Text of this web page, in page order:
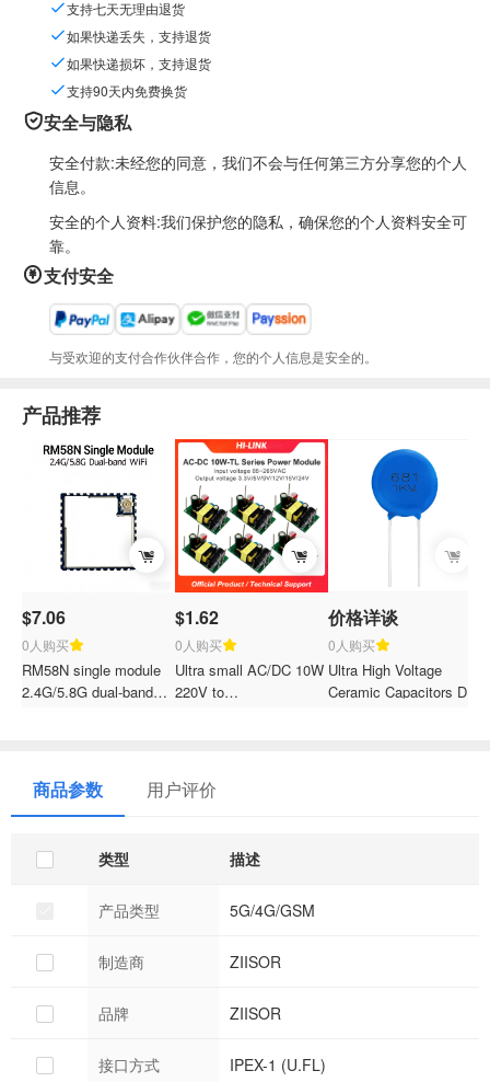
支持七天无理由退货
如果快递丢失，支持退货
如果快递损坏，支持退货
支持90天内免费换货
安全与隐私
安全付款:未经您的同意，我们不会与任何第三方分享您的个人
信息。
安全的个人资料:我们保护您的隐私，确保您的个人资料安全可
靠。
支付安全
与受欢迎的支付合作伙伴合作，您的个人信息是安全的。
产品推荐
$7.06
0人购买
RM58N single module
2.4G/5.8G dual-band
$1.62
0人购买
Ultra small AC/DC 10W
220V to
module HLK-
10M05TL/10M12TL/10M24TL
价格详谈
0人购买
Ultra High Voltage
Ceramic Capacitors DC
商品参数 用户评价
类型 描述
产品类型 5G/4G/GSM
制造商 ZIISOR
品牌 ZIISOR
接口方式 IPEX-1 (U.FL)